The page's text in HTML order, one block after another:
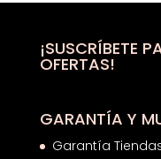
¡SUSCRÍBETE
OFERTAS!
GARANTÍA Y
Garantía